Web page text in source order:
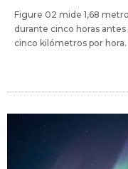
Figure 02 mide 1,68
durante cinco horas
cinco kilómetros por hora.